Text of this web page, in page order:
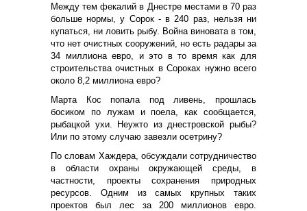
Между тем фекалий в Днестре местами в 70 раз
больше нормы, у Сорок - в 240 раз, нельзя ни
купаться, ни ловить рыбу. Война виновата в том,
что нет очистных сооружений, но есть радары за
34 миллиона евро, и это в то время как для
строительства очистных в Сороках нужно всего
около 8,2 миллиона евро?
Марта Кос попала под ливень, прошлась
босиком по лужам и поела, как сообщается,
рыбацкой ухи. Неужто из днестровской рыбы?
Или по этому случаю завезли осетрину?
По словам Хаждера, обсуждали сотрудничество
в области охраны окружающей среды, в
частности, проекты сохранения природных
ресурсов. Одним из самых крупных таких
проектов был лес за 200 миллионов евро.